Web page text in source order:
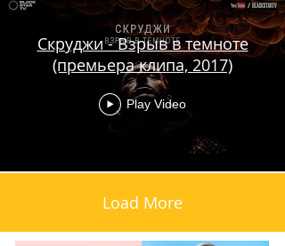
Скруджи - Взрыв в темноте
(премьера клипа, 2017)
Play Video
Load More